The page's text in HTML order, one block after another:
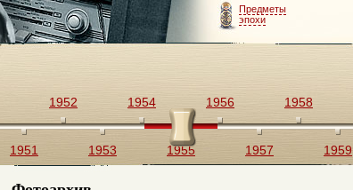
Предметы
эпохи
1951
1952
1953
1954
1955
1956
1957
1958
1959